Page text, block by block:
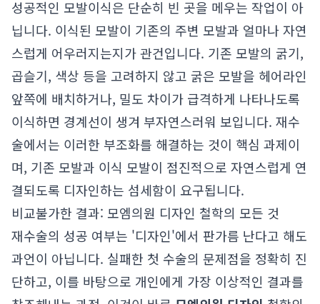
성공적인 모발이식은 단순히 빈 곳을 메우는 작업이 아
닙니다. 이식된 모발이 기존의 주변 모발과 얼마나 자연
스럽게 어우러지는지가 관건입니다. 기존 모발의 굵기,
곱슬기, 색상 등을 고려하지 않고 굵은 모발을 헤어라인
앞쪽에 배치하거나, 밀도 차이가 급격하게 나타나도록
이식하면 경계선이 생겨 부자연스러워 보입니다. 재수
술에서는 이러한 부조화를 해결하는 것이 핵심 과제이
며, 기존 모발과 이식 모발이 점진적으로 자연스럽게 연
결되도록 디자인하는 섬세함이 요구됩니다.
비교불가한 결과: 모엠의원 디자인 철학의 모든 것
재수술의 성공 여부는 '디자인'에서 판가름 난다고 해도
과언이 아닙니다. 실패한 첫 수술의 문제점을 정확히 진
단하고, 이를 바탕으로 개인에게 가장 이상적인 결과를